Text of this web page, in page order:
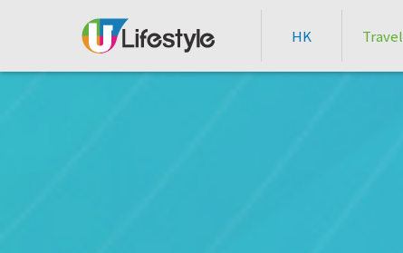
HK Travel